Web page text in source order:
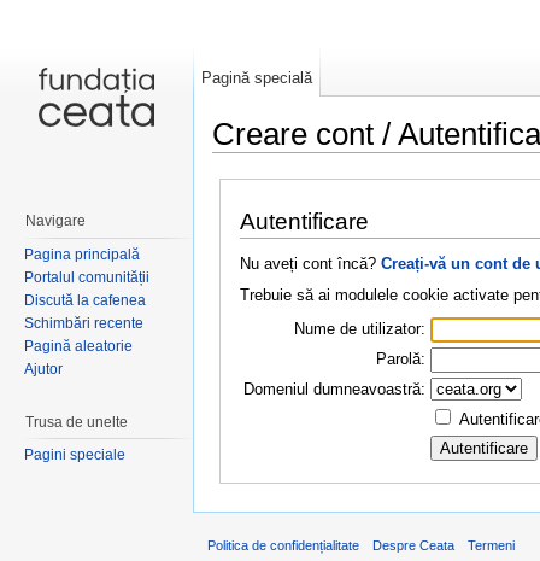
Creare cont /
Autentificare
Nu aveți cont încă? Creați-vă un cont de
Trebuie să ai modulele cookie activate
Nume de utilizator:
Parolă:
Domeniul dumneavoastră:
Pagină specială
Navigare
Pagina principală
Portalul comunității
Discută la cafenea
Schimbări recente
Pagină aleatorie
Ajutor
Trusa de unelte
Pagini speciale
Politica de confidențialitate Despre Ceata Termeni